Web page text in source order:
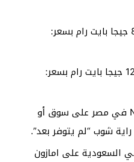
نسخة 128 جيجا بايت مع 8 جيجا بايت رام بسعر:
نسخة 256 جيجا بايت مع 12 جيجا بايت رام بسعر:
سعر موبايل ون بلس Nord في مصر على سوق أو
شوب “لم يتوفر بعد”.
السعودية على امازون